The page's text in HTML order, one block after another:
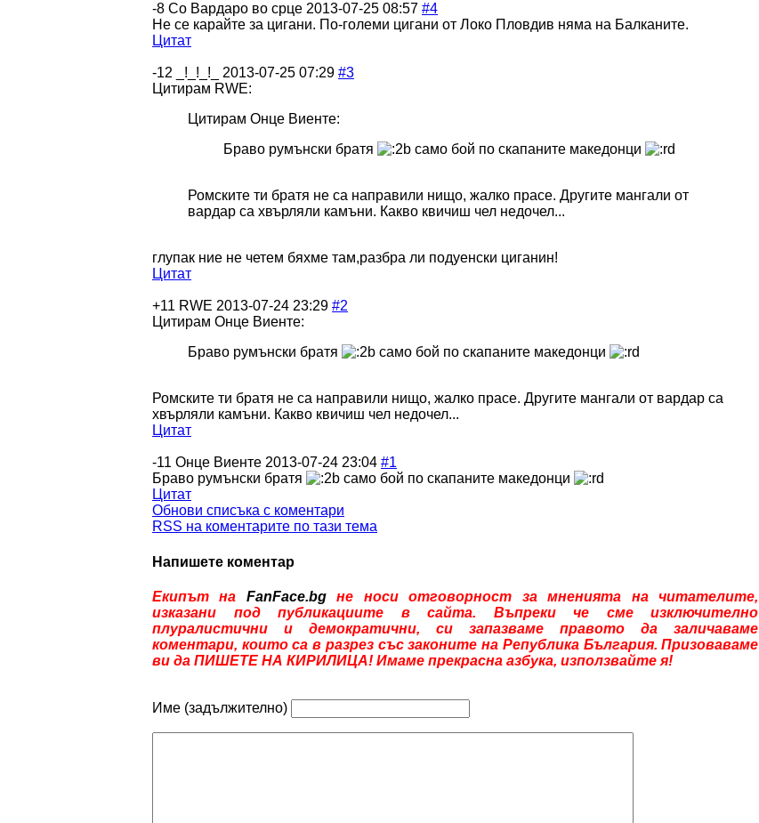
-8 Со Вардаро во срце 2013-07-25 08:57 #4
Не се карайте за цигани. По-големи цигани от Локо Пловдив няма на Балканите.
Цитат
-12 _!_!_!_ 2013-07-25 07:29 #3
Цитирам RWE:
Цитирам Онце Виенте:
Браво румънски братя
само бой по скапаните македонци
Ромските ти братя не са направили нищо, жалко прасе. Другите мангали от
вардар са хвърляли камъни. Какво квичиш чел недочел...
глупак ние не четем бяхме там,разбра ли подуенски циганин!
Цитат
+11 RWE 2013-07-24 23:29 #2
Цитирам Онце Виенте:
Браво румънски братя
само бой по скапаните македонци
Ромските ти братя не са направили нищо, жалко прасе. Другите мангали от вардар са
хвърляли камъни. Какво квичиш чел недочел...
Цитат
-11 Онце Виенте 2013-07-24 23:04 #1
Браво румънски братя
само бой по скапаните македонци
Цитат
Обнови списъка с коментари
RSS на коментарите по тази тема
Напишете коментар
Екипът на FanFace.bgне носи отговорност за мненията на читателите,
изказани под публикациите в сайта. Въпреки че сме изключително
плуралистични и демократични, си запазваме правото да заличаваме
коментари, които са в разрез със законите на Република България. Призоваваме
ви да ПИШЕТЕ НА КИРИЛИЦА! Имаме прекрасна азбука, използвайте я!
Име (задължително)